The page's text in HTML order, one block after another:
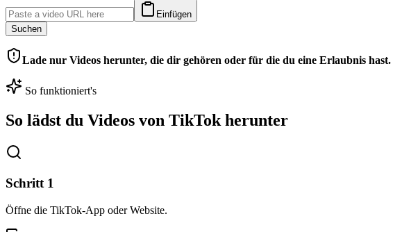
Einfügen
Suchen
Lade nur Videos herunter, die dir gehören oder für die du eine Erlaubnis hast.
So funktioniert's
So lädst du Videos von TikTok herunter
Schritt 1
Öffne die TikTok-App oder Website.